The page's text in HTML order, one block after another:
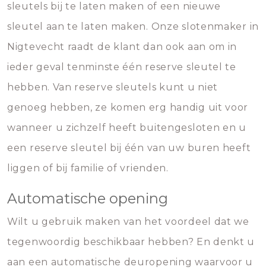
sleutels bij te laten maken of een nieuwe
sleutel aan te laten maken. Onze slotenmaker in
Nigtevecht raadt de klant dan ook aan om in
ieder geval tenminste één reserve sleutel te
hebben. Van reserve sleutels kunt u niet
genoeg hebben, ze komen erg handig uit voor
wanneer u zichzelf heeft buitengesloten en u
een reserve sleutel bij één van uw buren heeft
liggen of bij familie of vrienden.
Automatische opening
Wilt u gebruik maken van het voordeel dat we
tegenwoordig beschikbaar hebben? En denkt u
aan een automatische deuropening waarvoor u